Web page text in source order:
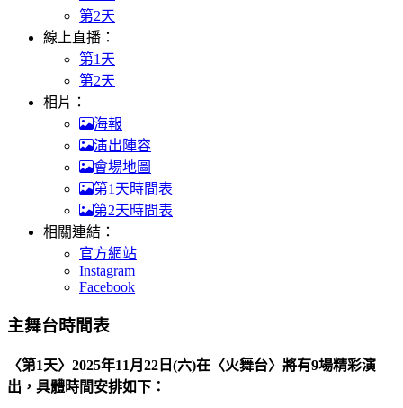
第2天
線上直播：
第1天
第2天
相片：
海報
演出陣容
會場地圖
第1天時間表
第2天時間表
相關連結：
官方網站
Instagram
Facebook
主舞台時間表
〈第1天〉2025年11月22日(六)在〈火舞台〉將有9場精彩演
出，具體時間安排如下：